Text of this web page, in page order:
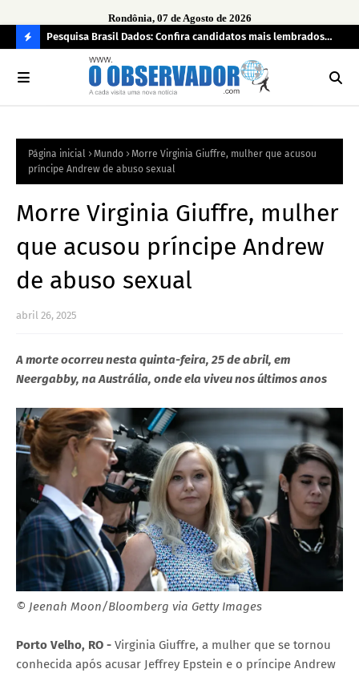
Rondônia, 07 de Agosto de 2026
O
R
Pesquisa Brasil Dados: Confira candidatos mais lembrados
pelo eleitorado de Rondônia para deputado estadual
Página inicial Mundo
Morre Virginia Giuffre, mulher que acusou
príncipe Andrew de abuso sexual
Morre Virginia Giuffre, mulher
que acusou príncipe Andrew
de abuso sexual
abril 26, 2025
A morte ocorreu nesta quinta-feira, 25 de abril, em
Neergabby, na Austrália, onde ela viveu nos últimos anos
© Jeenah Moon/Bloomberg via Getty Images
Porto Velho, RO - Virginia Giuffre, a mulher que se tornou
conhecida após acusar Jeffrey Epstein e o príncipe Andrew